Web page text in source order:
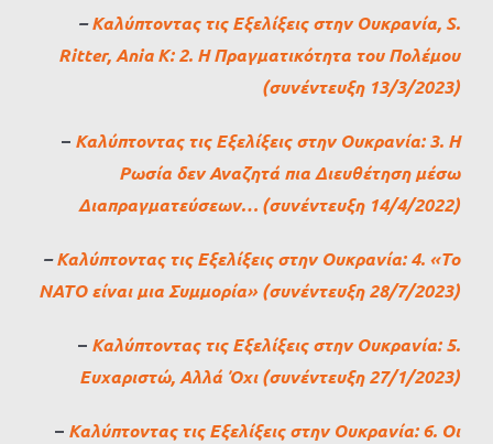
–Καλύπτοντας τις Εξελίξεις στην Ουκρανία, S.
Ritter, Ania K: 2. Η Πραγματικότητα του Πολέμου
(συνέντευξη 13/3/2023)
– Καλύπτοντας τις Εξελίξεις στην Ουκρανία: 3. Η
Ρωσία δεν Αναζητά πια Διευθέτηση μέσω
Διαπραγματεύσεων… (συνέντευξη 14/4/2022)
–Καλύπτοντας τις Εξελίξεις στην Ουκρανία: 4. «Το
ΝΑΤΟ είναι μια Συμμορία» (συνέντευξη 28/7/2023)
– Καλύπτοντας τις Εξελίξεις στην Ουκρανία: 5.
Ευχαριστώ, Αλλά Όχι (συνέντευξη 27/1/2023)
– Καλύπτοντας τις Εξελίξεις στην Ουκρανία: 6. Οι